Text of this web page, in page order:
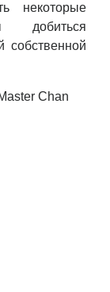
некоторые
добиться
собственной
Chan